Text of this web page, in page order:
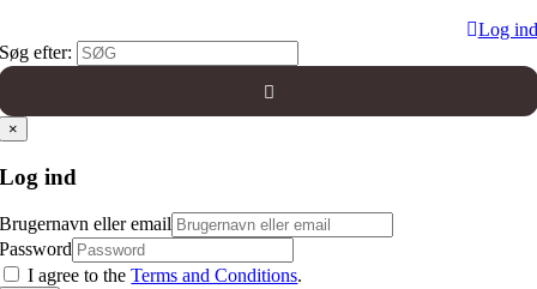
Log ind
Søg efter:
×
Log ind
Brugernavn eller email
Password
I agree to theTerms and Conditions.